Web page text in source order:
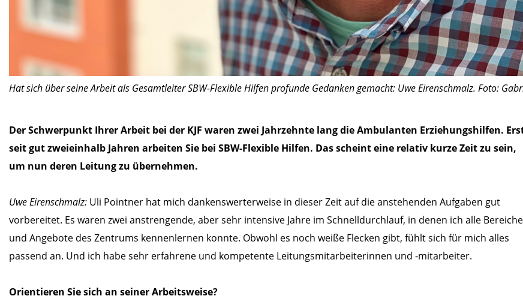
Hat sich über seine Arbeit als Gesamtleiter SBW-Flexible Hilfen profunde Gedanken gemacht: Uwe Eirenschmalz. Foto:
Der Schwerpunkt Ihrer Arbeit bei der KJF waren zwei Jahrzehnte lang die Ambulanten Erziehungshilfen.
seit gut zweieinhalb Jahren arbeiten Sie bei SBW-Flexible Hilfen. Das scheint eine relativ kurze Zeit zu sein,
um nun deren Leitung zu übernehmen.
Uwe Eirenschmalz: Uli Pointner hat mich dankenswerterweise in dieser Zeit auf die anstehenden Aufgaben gut
vorbereitet. Es waren zwei anstrengende, aber sehr intensive Jahre im Schnelldurchlauf, in denen ich alle Bereiche
und Angebote des Zentrums kennenlernen konnte. Obwohl es noch weiße Flecken gibt, fühlt sich für mich alles
passend an. Und ich habe sehr erfahrene und kompetente Leitungsmitarbeiterinnen und -mitarbeiter.
Orientieren Sie sich an seiner Arbeitsweise?